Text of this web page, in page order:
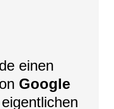
einen
Google